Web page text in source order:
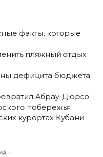
факты, которые
пляжный отдых
дефицита бюджета
Абрау-Дюрсо
побережья
курортах Кубани
-